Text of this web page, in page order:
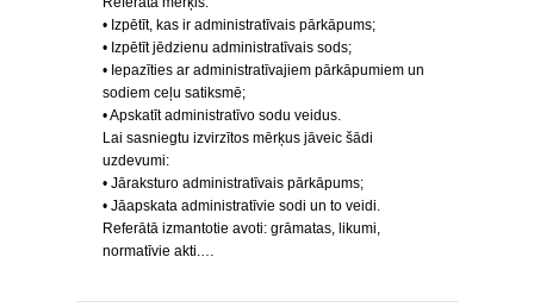
• Izpētīt, kas ir administratīvais pārkāpums;
• Izpētīt jēdzienu administratīvais sods;
• Iepazīties ar administratīvajiem pārkāpumiem un
sodiem ceļu satiksmē;
• Apskatīt administratīvo sodu veidus.
Lai sasniegtu izvirzītos mērķus jāveic šādi
uzdevumi:
• Jāraksturo administratīvais pārkāpums;
• Jāapskata administratīvie sodi un to veidi.
Referātā izmantotie avoti: grāmatas, likumi,
normatīvie akti.…